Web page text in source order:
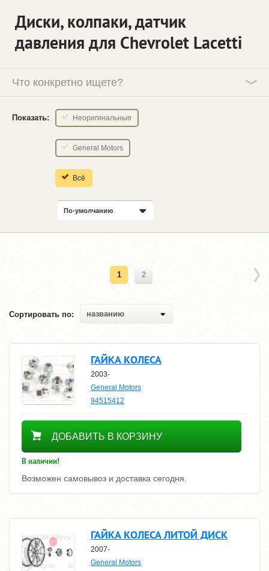
Диски, колпаки, датчик
давления для Chevrolet Lacetti
Что конкретно ищете?
Показать: Неоригинальные
General Motors
Всё
По-умолчанию
1 2
Сортировать по: названию
ГАЙКА КОЛЕСА
2003-
General Motors
94515412
360
ДОБАВИТЬ В КОРЗИНУ
В наличии!
Возможен самовывоз и доставка сегодня.
ГАЙКА КОЛЕСА ЛИТОЙ ДИСК
2007-
General Motors